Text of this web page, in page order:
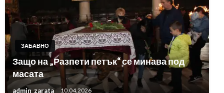
ЗАБАВНО
Защо на „Разпети петък“ се минава под
масата
admin_zarata 10.04.2026